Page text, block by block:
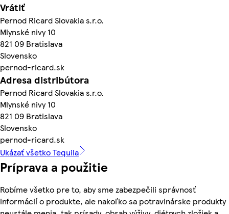
Vrátiť
Pernod Ricard Slovakia s.r.o.
Mlynské nivy 10
821 09 Bratislava
Slovensko
pernod-ricard.sk
Adresa distribútora
Pernod Ricard Slovakia s.r.o.
Mlynské nivy 10
821 09 Bratislava
Slovensko
pernod-ricard.sk
Ukázať všetko Tequila
Príprava a použitie
Robíme všetko pre to, aby sme zabezpečili správnosť
informácií o produkte, ale nakoľko sa potravinárske produkty